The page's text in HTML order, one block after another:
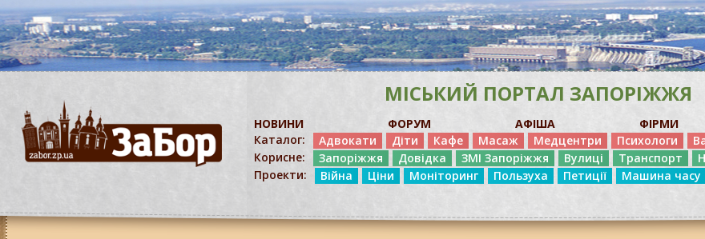
МІСЬКИЙ ПОРТАЛ ЗАПОРІЖЖЯ
НОВИНИ ФОРУМ АФІША ФІРМИ
Каталог:
Адвокати Діти Кафе Масаж Медцентри Психологи
Корисне:
Запоріжжя Довідка ЗМІ Запоріжжя Вулиці Транспорт
Проекти:
Війна Ціни Моніторинг Пользуха Петиції Машина часу